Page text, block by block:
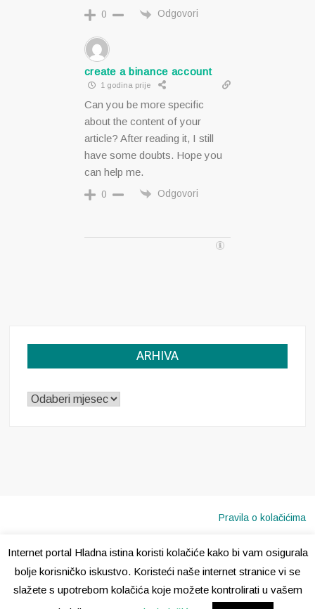
0 Odgovori
create a binance account
1 godina prije
Can you be more specific
about the content of your
article? After reading it, I still
have some doubts. Hope you
can help me.
0 Odgovori
ARHIVA
ARHIVA
Pravila o kolačićima
Internet portal Hladna istina koristi kolačiće kako bi vam osigurala
bolje korisničko iskustvo. Koristeći naše internet stranice vi se
slažete s upotrebom kolačića koje možete kontrolirati u vašem
Copyright © 2020 · Sva prava pridržana · Hladna Istina